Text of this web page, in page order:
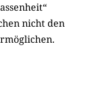
nicht den